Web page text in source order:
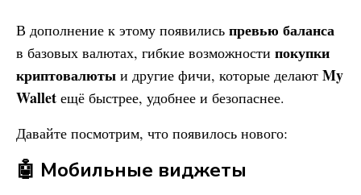
В дополнение к этому появились превью баланса
в базовых валютах, гибкие возможности покупки
криптовалюты и другие фичи, которые делают My
Wallet ещё быстрее, удобнее и безопаснее.
Давайте посмотрим, что появилось нового:
🤖 Мобильные виджеты